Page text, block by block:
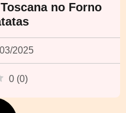
no Forno
2025
0 (0)